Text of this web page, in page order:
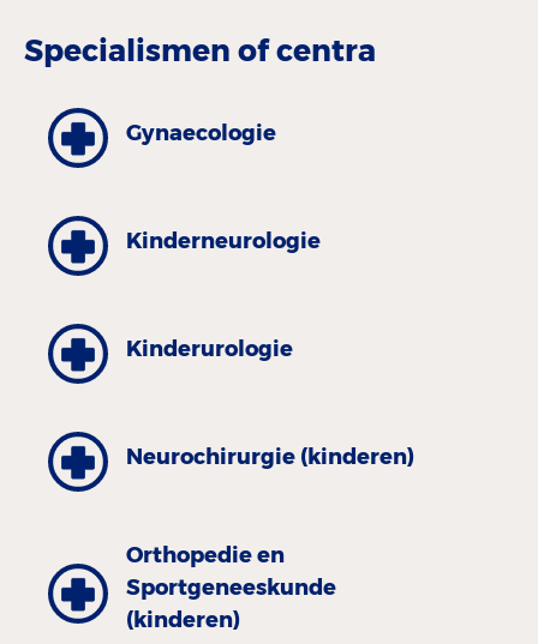
Specialismen of centra
Gynaecologie
Kinderneurologie
Kinder­urologie
Neurochirurgie (kinderen)
Orthopedie en
Sportgeneeskunde
(kinderen)